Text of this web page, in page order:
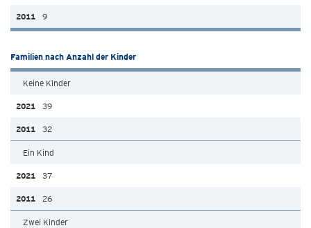
9
Familien nach Anzahl der Kinder
Keine Kinder
39
32
Ein Kind
37
26
Zwei Kinder